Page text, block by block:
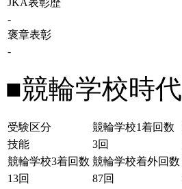
JKA表彰歴
-
褒章表彰
-
■競輪学校時代
受験区分 競輪学校1着回数
技能
3回
競輪学校3着回数 競輪学校着外回数
13回
87回